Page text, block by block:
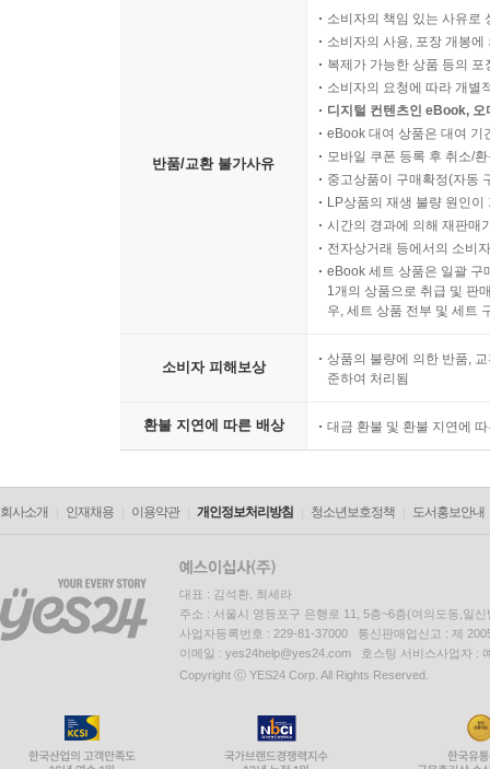
반품/교환 불가사유
소비자의 책임 있는 사유로
소비자의 사용, 포장 개봉
복제가 가능한 상품 등의
소비자의 요청에 따라 개별
디지털 컨텐츠인 eBook,
eBook 대여 상품은 대여 기
모바일 쿠폰 등록 후 취소/
중고상품이 구매확정(자동
LP상품의 재생 불량 원인
시간의 경과에 의해 재판매
전자상거래 등에서의 소비
eBook 세트 상품은 일괄 구
1개의 상품으로 취급 및 판
우, 세트 상품 전부 및 세트
소비자 피해보상
상품의 불량에 의한 반품,
준하여 처리됨
환불 지연에 따른 배상 대금 환불 및 환불 지연에
회사소개 인재채용 이용약관 개인정보처리방침 청소년보호정책 도서홍보안내
대표 : 김석환, 최세라
주소 : 서울시 영등포구 은행로 11, 5층~6층(여의도동,일신
사업자등록번호 : 229-81-37000 통신판매업신고 : 제
이메일 : yes24help@yes24.com 호스팅 서비스사업자 :
Copyright ⓒ YES24 Corp. All Rights Reserved.